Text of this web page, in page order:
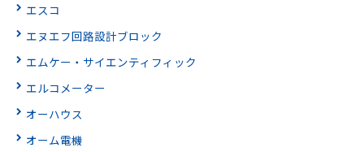
エスコ
エヌエフ回路設計ブロック
エムケー・サイエンティフィック
エルコメーター
オーハウス
オーム電機